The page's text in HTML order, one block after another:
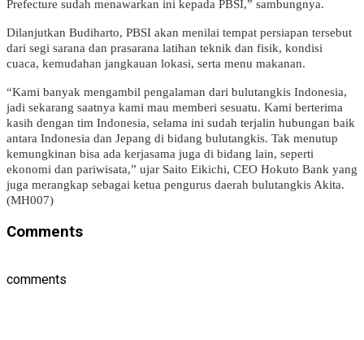
Prefecture sudah menawarkan ini kepada PBSI,” sambungnya.
Dilanjutkan Budiharto, PBSI akan menilai tempat persiapan tersebut
dari segi sarana dan prasarana latihan teknik dan fisik, kondisi
cuaca, kemudahan jangkauan lokasi, serta menu makanan.
“Kami banyak mengambil pengalaman dari bulutangkis Indonesia,
jadi sekarang saatnya kami mau memberi sesuatu. Kami berterima
kasih dengan tim Indonesia, selama ini sudah terjalin hubungan baik
antara Indonesia dan Jepang di bidang bulutangkis. Tak menutup
kemungkinan bisa ada kerjasama juga di bidang lain, seperti
ekonomi dan pariwisata,” ujar Saito Eikichi, CEO Hokuto Bank yang
juga merangkap sebagai ketua pengurus daerah bulutangkis Akita.
(MH007)
Comments
comments